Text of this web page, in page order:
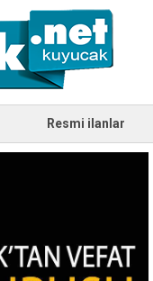
Resmi ilanlar